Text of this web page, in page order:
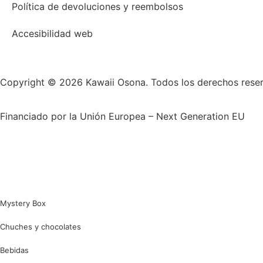
Política de devoluciones y reembolsos
Accesibilidad web
Copyright © 2026 Kawaii Osona. Todos los derechos
Financiado por la Unión Europea – Next Generation EU
Mystery Box
Chuches y chocolates
Bebidas